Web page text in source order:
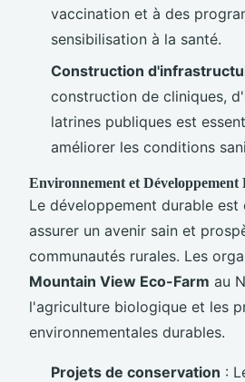
vaccination et à des
sensibilisation à la santé.
Construction
construction de cliniques,
latrines publiques est
améliorer les conditions
Environnement et Développement
Le développement durable est
assurer un avenir sain et
communautés rurales. Les
Mountain View Eco-Farm au
l'agriculture biologique et les
environnementales durables.
Projets de conservation :